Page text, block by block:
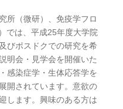
所（微研）、免疫学フロ
では、平成25年度大学院
びポスドクでの研究を希
明会・見学会を開催いた
感染症学・生体応答学を
開されています。意欲の
します。興味のある方は